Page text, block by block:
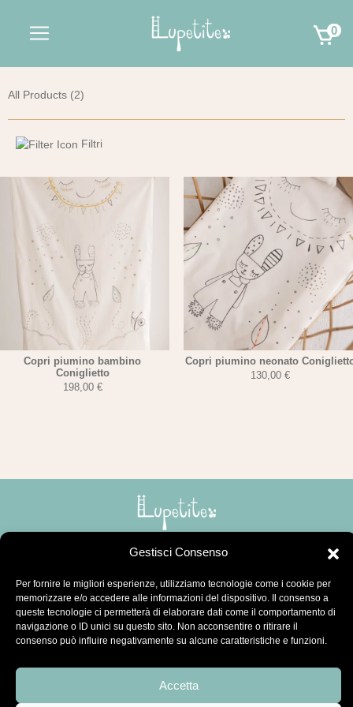
Gestisci Consenso
Per fornire le migliori esperienze, utilizziamo tecnologie come i cookie per
memorizzare e/o accedere alle informazioni del dispositivo. Il consenso a
queste tecnologie ci permetterà di elaborare dati come il comportamento di
navigazione o ID unici su questo sito. Non acconsentire o ritirare il
consenso può influire negativamente su alcune caratteristiche e funzioni.
Accetta
0
All Products (2)
Filtri
Copri piumino bambino
Coniglietto
198,00 €
Copri piumino neonato
130,00€
LUPETITE
HAI BISOGNO DI AIUTO
AREA LEGALE